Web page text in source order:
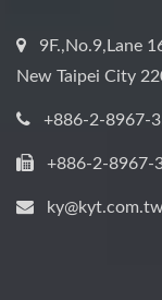
9F.,No.9,Lane
New Taipei City
+886-2-8967-
+886-2-8967-
ky@kyt.com.tw